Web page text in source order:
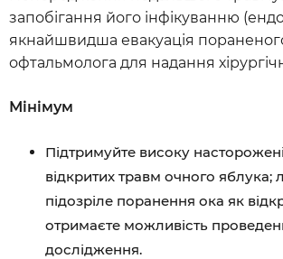
запобігання його інфікуванню
якнайшвидша евакуація
офтальмолога для надання
Мінімум
Підтримуйте високу
відкритих травм очного яблука;
підозріле поранення ока як
отримаєте можливість
дослідження.